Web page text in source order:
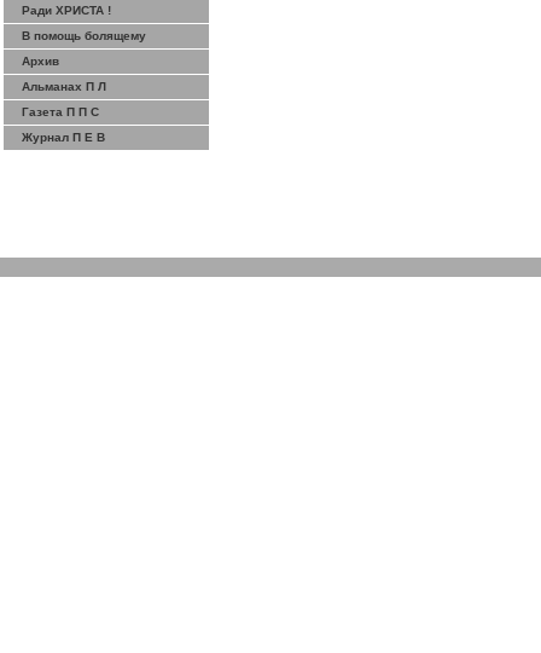
Ради ХРИСТА !
В помощь болящему
Архив
Альманах П Л
Газета П П С
Журнал П Е В